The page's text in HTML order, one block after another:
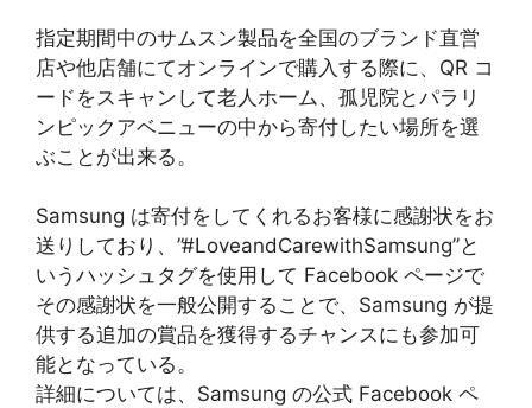
指定期間中のサムスン製品を全国のブランド直営
店や他店舗にてオンラインで購入する際に、QR コ
ードをスキャンして老人ホーム、孤児院とパラリ
ンピックアベニューの中から寄付したい場所を選
ぶことが出来る。
Samsung は寄付をしてくれるお客様に感謝状をお
送りしており、”#LoveandCarewithSamsung”と
いうハッシュタグを使用して Facebook ページで
その感謝状を一般公開することで、Samsung が提
供する追加の賞品を獲得するチャンスにも参加可
能となっている。
詳細については、Samsung の公式 Facebook ペ